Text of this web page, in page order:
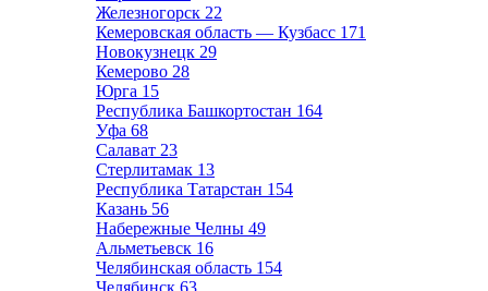
Железногорск 22
Кемеровская область — Кузбасс 171
Новокузнецк 29
Кемерово 28
Юрга 15
Республика Башкортостан 164
Уфа 68
Салават 23
Стерлитамак 13
Республика Татарстан 154
Казань 56
Набережные Челны 49
Альметьевск 16
Челябинская область 154
Челябинск 63